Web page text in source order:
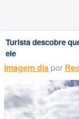
Turista descobre
ele
Imagem dia por